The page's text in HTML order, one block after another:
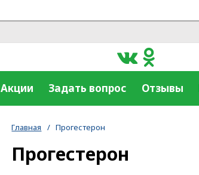
Акции Задать вопрос Отзывы
Главная / Прогестерон
Прогестерон